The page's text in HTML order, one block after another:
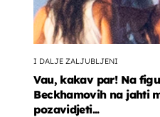
I DALJE ZALJUBLJENI
Vau, kakav par! Na
Beckhamovih na jahti
pozavidjeti...